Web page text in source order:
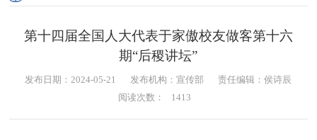
第十四届全国人大代表于家傲校友做客第十六
期“后稷讲坛”
发布日期：2024-05-21 发布机构：宣传部
责任编辑：侯诗辰
阅读次数：
1413